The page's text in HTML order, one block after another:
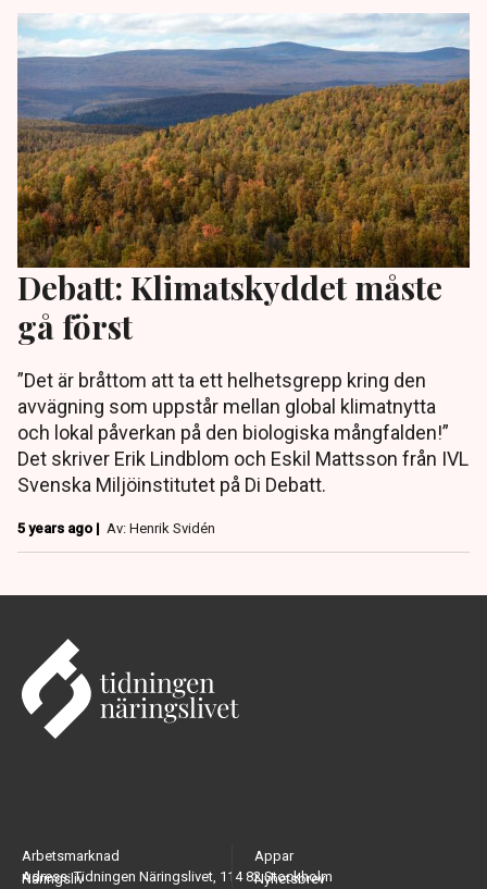
Debatt: Klimatskyddet måste
gå först
”Det är bråttom att ta ett helhetsgrepp kring den
avvägning som uppstår mellan global klimatnytta
och lokal påverkan på den biologiska mångfalden!”
Det skriver Erik Lindblom och Eskil Mattsson från IVL
Svenska Miljöinstitutet på Di Debatt.
5 years ago | Av: Henrik Svidén
Adress: Tidningen Näringslivet, 114 82 Stockholm
Arbetsmarknad
Näringsliv
Appar
Nyhetsbrev